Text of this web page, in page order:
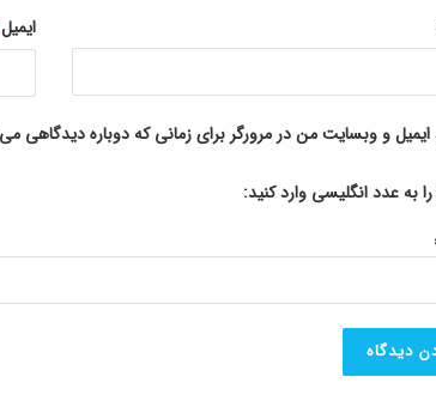
ایمیل
ایمیل و وبسایت من در مرورگر برای زمانی که دوباره دیدگاهی
به عدد انگلیسی وارد کنید: